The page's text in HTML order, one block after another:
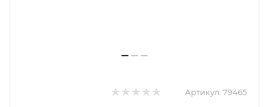
Артикул: 79465